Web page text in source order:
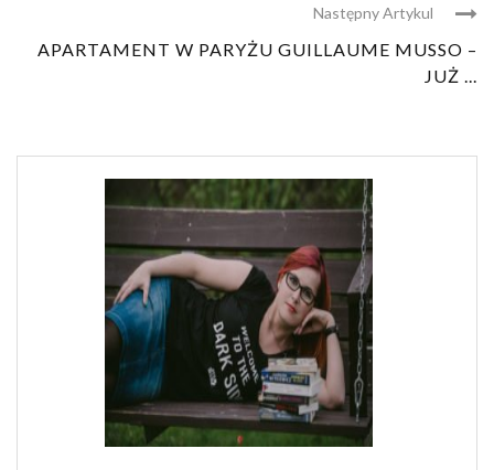
Następny Artykul
APARTAMENT W PARYŻU GUILLAUME MUSSO –
JUŻ ...